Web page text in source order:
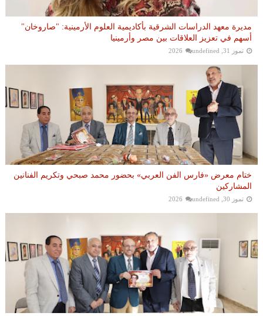
مديرة معهد الدراسات الشرقية بأكاديمية العلوم الأرمينية: "صاروخان"
أسهم في تعزيز العلاقات بين مصر وأرمينيا
تموز 31, 2026 undefined
ختام معرض «فارس الفن العربي» بحضور محمد صبحي وتكريم الفنانين
المشاركين
تموز 30, 2026 undefined